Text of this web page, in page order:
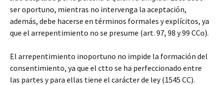
ser oportuno, mientras no intervenga la aceptación,
además, debe hacerse en términos formales y explícitos, ya
que el arrepentimiento no se presume (art. 97, 98 y 99 CCo).
El arrepentimiento inoportuno no impide la formación del
consentimiento, ya que el ctto se ha perfeccionado entre
las partes y para ellas tiene el carácter de ley (1545 CC).